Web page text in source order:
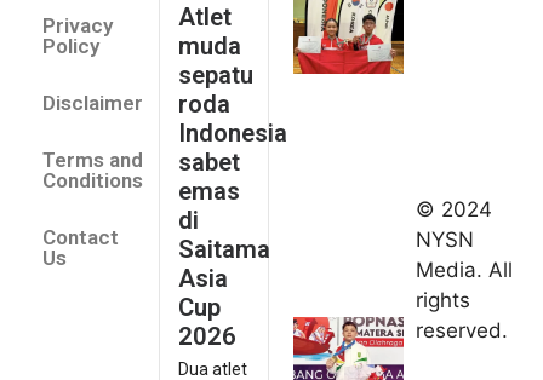
Privacy
Policy
Disclaimer
Terms and
Conditions
Contact
Us
Atlet
muda
sepatu
roda
Indonesia
sabet
emas
di
Saitama
Asia
Cup
2026
Dua atlet
2026
Indonesia
kirim tiga
lifter
muda ke
Kejuaraan
© 2024
NYSN
Media. All
rights
reserved.